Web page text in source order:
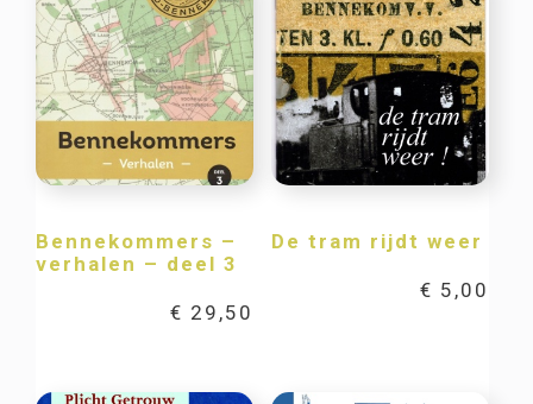
Bennekommers –
verhalen – deel 3
€ 29,50
De tram rijdt weer
€ 5,00